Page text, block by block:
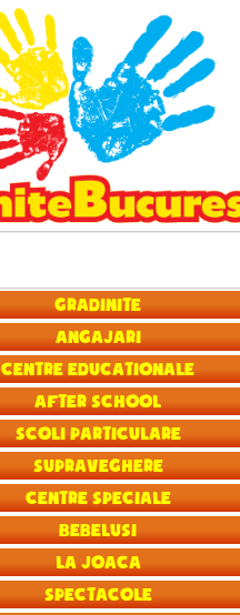
Gradinite
Angajari
Centre educationale
After School
Scoli particulare
Supraveghere
Centre speciale
Bebelusi
La joaca
Spectacole